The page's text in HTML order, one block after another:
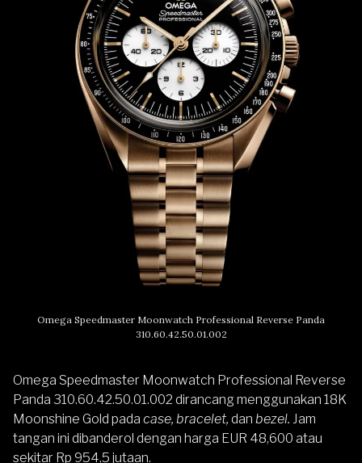
Omega Speedmaster Moonwatch Professional Reverse Panda
310.60.42.50.01.002
Omega Speedmaster Moonwatch Professional Reverse
Panda 310.60.42.50.01.002 dirancang menggunakan 18K
Moonshine Gold pada case, bracelet, dan bezel. Jam
tangan ini dibanderol dengan harga EUR 48,600 atau
sekitar Rp 954,5 jutaan.